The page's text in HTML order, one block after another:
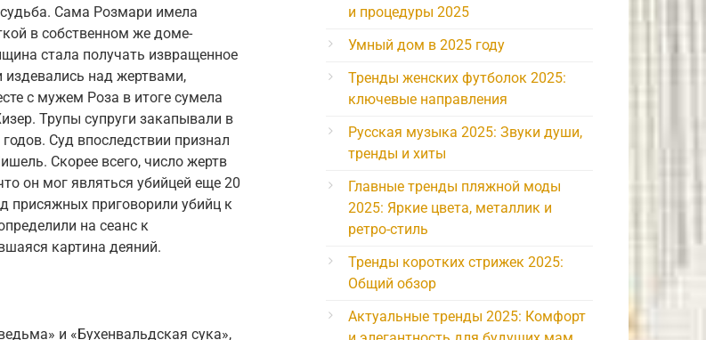
Сама Розмари имела
в собственном же доме-
стала получать извpaщeнное
издевались над жертвами,
с мужем Роза в итоге сумела
Трупы супруги закапывали в
Суд впоследствии признал
Скорее всего, число жертв
он мог являться убийцей еще 20
присяжных приговорили убийц к
на сеанс к
картина деяний.
и «Бухенвальдская сука»,
и процедуры 2025
Умный дом в 2025 году
Тренды женских футболок 2025:
ключевые направления
Русская музыка 2025: Звуки души,
тренды и хиты
Главные тренды пляжной моды
2025: Яркие цвета, металлик и
ретро-стиль
Тренды коротких стрижек 2025:
Общий обзор
Актуальные тренды 2025: Комфорт